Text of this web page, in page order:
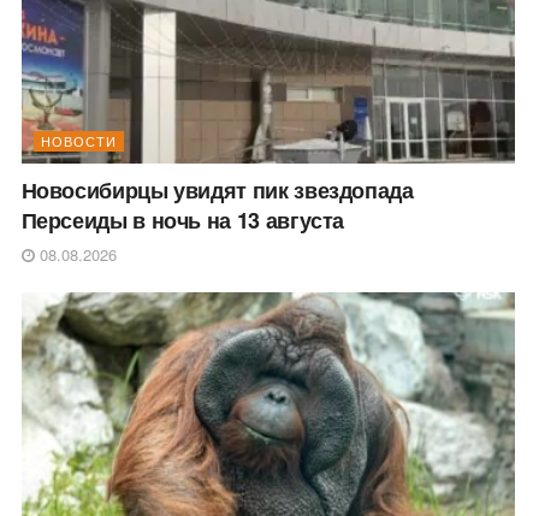
НОВОСТИ
Новосибирцы увидят пик звездопада
Персеиды в ночь на 13 августа
08.08.2026